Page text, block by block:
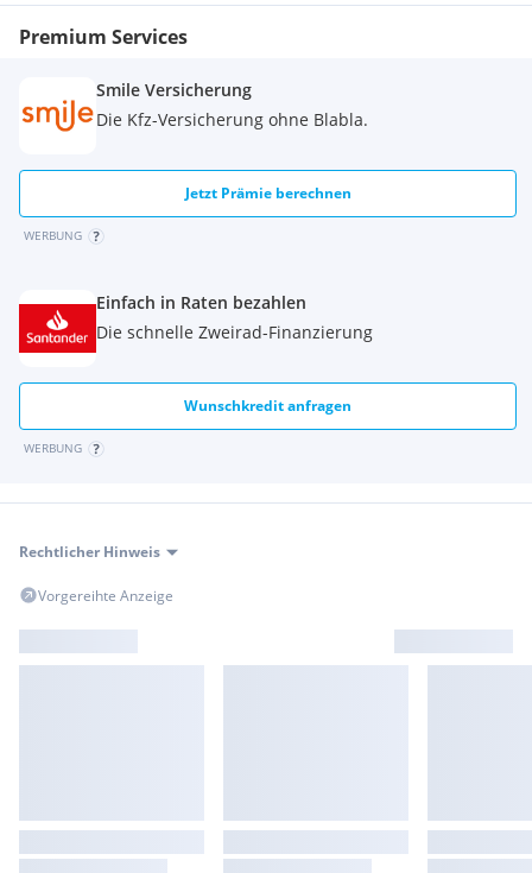
Premium Services
Smile Versicherung
Die Kfz-Versicherung ohne Blabla.
Jetzt Prämie berechnen
WERBUNG
Einfach in Raten bezahlen
Die schnelle Zweirad-Finanzierung
Wunschkredit anfragen
WERBUNG
Rechtlicher Hinweis
Vorgereihte Anzeige